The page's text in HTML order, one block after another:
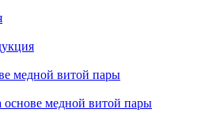
медной витой пары
основе медной витой пары